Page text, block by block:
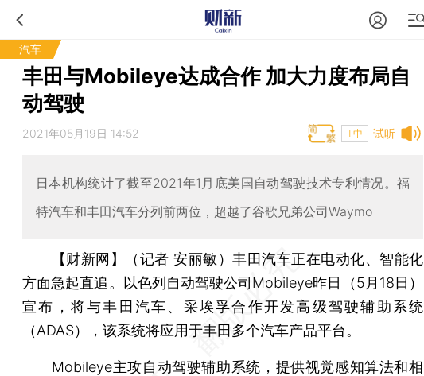
汽车
丰田与Mobileye达成合作 加大力度布局自
动驾驶
试听
2021年05月19日 14:52 T中
日本机构统计了截至2021年1月底美国自动驾驶技术专利情况。福
特汽车和丰田汽车分列前两位，超越了谷歌兄弟公司Waymo
【财新网】（记者 安丽敏）丰田汽车正在电动化、智能化
方面急起直追。以色列自动驾驶公司Mobileye昨日（5月18日）
宣布，将与丰田汽车、采埃孚合作开发高级驾驶辅助系统
（ADAS），该系统将应用于丰田多个汽车产品平台。
Mobileye主攻自动驾驶辅助系统，提供视觉感知算法和相